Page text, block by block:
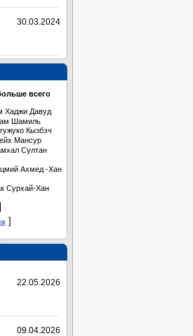
30.03.2024
всего
Хаджи Давуд
Шамиль
Кызбэч
Мансур
Султан
Ахмед -Хан
Сурхай-Хан
]
22.05.2026
09.04.2026